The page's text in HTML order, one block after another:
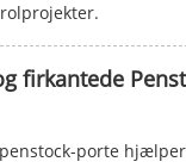
firkantede
porte